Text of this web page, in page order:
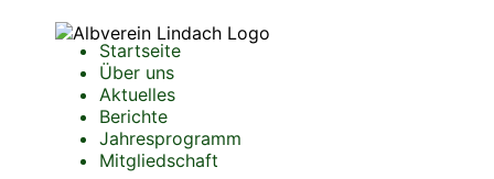
Startseite
Über uns
Aktuelles
Berichte
Jahresprogramm
Mitgliedschaft